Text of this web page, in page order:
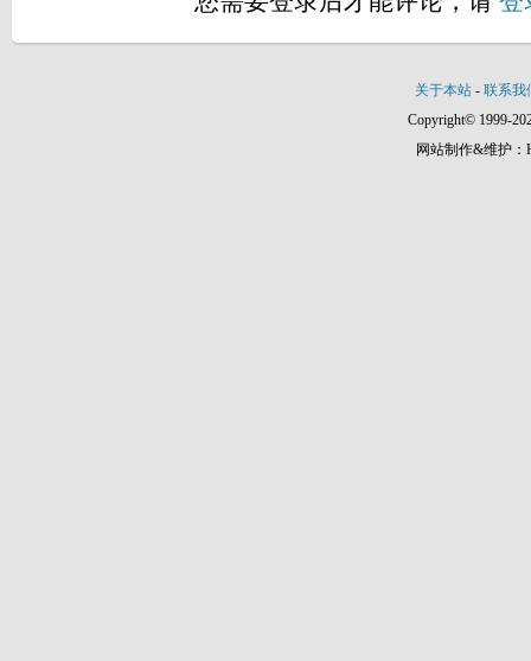
关于本站 - 联系我
Copyright© 1999-
网站制作&维护